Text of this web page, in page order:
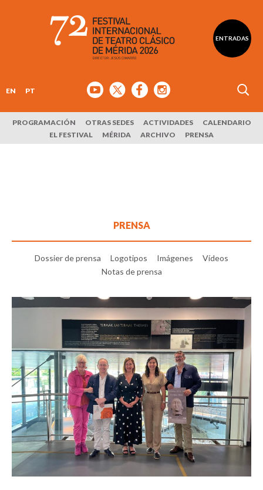
ENTRADAS
EN PT
PROGRAMACIÓN OTRAS SEDES ACTIVIDADES
CALENDARIO
EL FESTIVAL
MÉRIDA ARCHIVO PRENSA
PRENSA
Dossier de prensa Logotipos Imágenes
Vídeos
Notas de prensa